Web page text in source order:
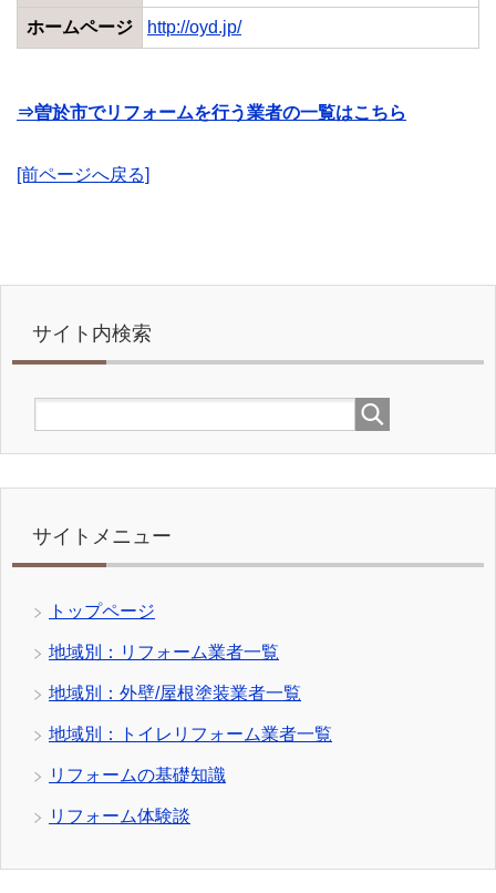
ホームページ http://oyd.jp/
⇒曽於市でリフォームを行う業者の一覧はこちら
[前ページへ戻る]
サイト内検索
サイトメニュー
トップページ
地域別：リフォーム業者一覧
地域別：外壁/屋根塗装業者一覧
地域別：トイレリフォーム業者一覧
リフォームの基礎知識
リフォーム体験談